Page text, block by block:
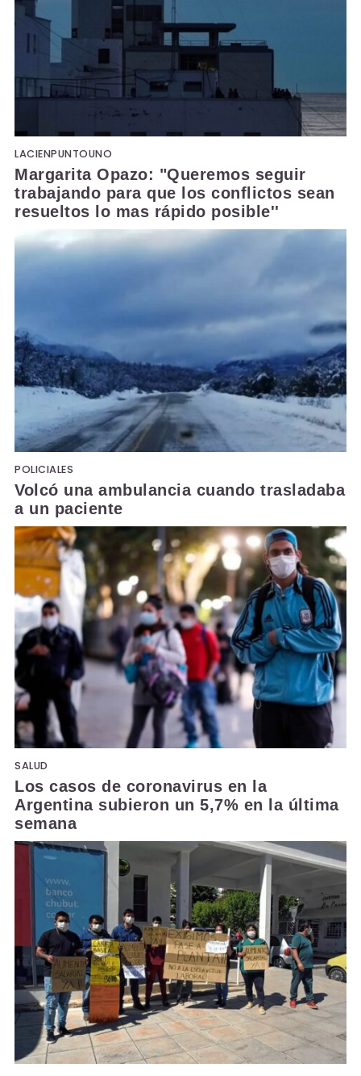
LACIENPUNTOUNO
Margarita Opazo: "Queremos seguir
trabajando para que los conflictos sean
resueltos lo mas rápido posible''
POLICIALES
Volcó una ambulancia cuando trasladaba
a un paciente
SALUD
Los casos de coronavirus en la
Argentina subieron un 5,7% en la última
semana